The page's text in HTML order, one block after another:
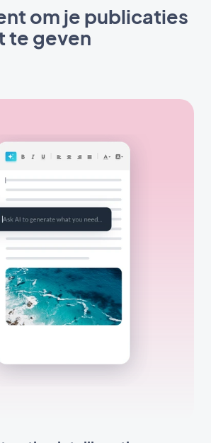
om je publicaties
te geven